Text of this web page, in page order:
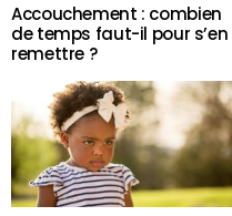
Accouchement : combien
de temps faut-il pour s’en
remettre ?